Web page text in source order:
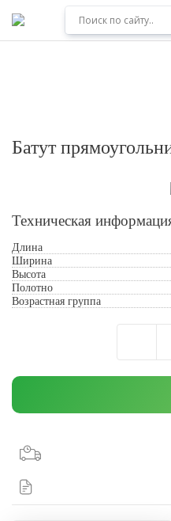
Батут
Техническая
Длина
Ширина
Высота
Полотно
Возрастная группа
Обработкой